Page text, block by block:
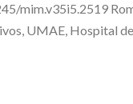
mim.v35i5.2519
UMAE, Hospital